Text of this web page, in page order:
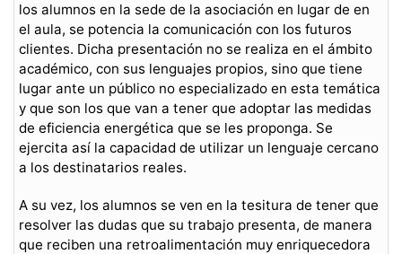
los alumnos en la sede de la asociación en lugar de en
el aula, se potencia la comunicación con los futuros
clientes. Dicha presentación no se realiza en el ámbito
académico, con sus lenguajes propios, sino que tiene
lugar ante un público no especializado en esta temática
y que son los que van a tener que adoptar las medidas
de eficiencia energética que se les proponga. Se
ejercita así la capacidad de utilizar un lenguaje cercano
a los destinatarios reales.
A su vez, los alumnos se ven en la tesitura de tener que
resolver las dudas que su trabajo presenta, de manera
que reciben una retroalimentación muy enriquecedora